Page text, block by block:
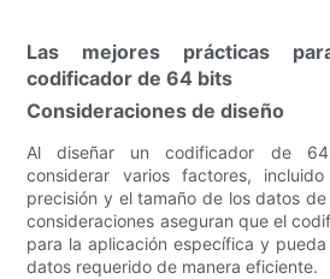
Las mejores prácticas
codificador de 64 bits
Consideraciones de diseño
Al diseñar un codificador de
considerar varios factores,
precisión y el tamaño de los datos
consideraciones aseguran que el
para la aplicación específica y
datos requerido de manera eficiente.